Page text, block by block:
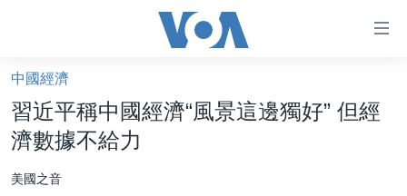
礙
鏈
接
跳
轉
美國大選2024
中國經濟
習近平稱中國經濟“風景這邊獨好” 但經
濟數據不給力
美國之音